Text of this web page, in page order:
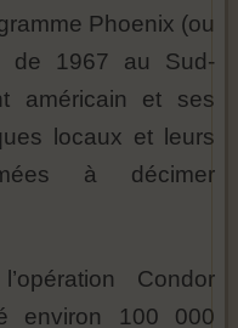
Phoenix (ou
de 1967 au Sud-
américain et ses
locaux et leurs
à décimer
Condor
environ 100 000